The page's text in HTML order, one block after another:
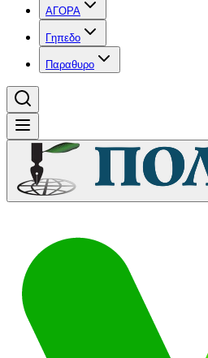
ΑΓΟΡΑ
Γηπεδο
Παραθυρο